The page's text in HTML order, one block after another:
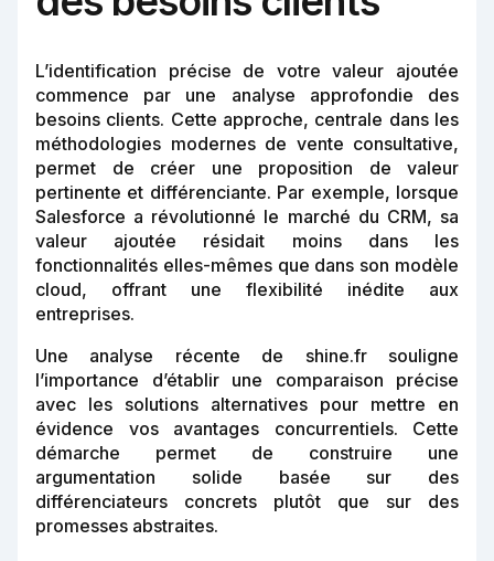
L’identification précise de votre valeur ajoutée
commence par une analyse approfondie des
besoins clients. Cette approche, centrale dans les
méthodologies modernes de vente consultative,
permet de créer une proposition de valeur
pertinente et différenciante. Par exemple, lorsque
Salesforce a révolutionné le marché du CRM, sa
valeur ajoutée résidait moins dans les
fonctionnalités elles-mêmes que dans son modèle
cloud, offrant une flexibilité inédite aux
entreprises.
Une analyse récente de shine.fr souligne
l’importance d’établir une comparaison précise
avec les solutions alternatives pour mettre en
évidence vos avantages concurrentiels. Cette
démarche permet de construire une
argumentation solide basée sur des
différenciateurs concrets plutôt que sur des
promesses abstraites.